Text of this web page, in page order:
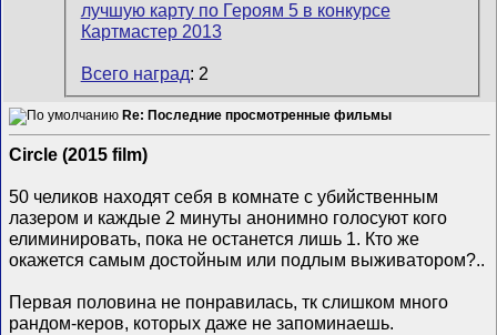
Всего наград: 2
Re: Последние просмотренные фильмы
Circle (2015 film)
50 челиков находят себя в комнате с убийственным
лазером и каждые 2 минуты анонимно голосуют кого
елиминировать, пока не останется лишь 1. Кто же
окажется самым достойным или подлым выживатором?..
Первая половина не понравилась, тк слишком много
рандом-керов, которых даже не запоминаешь.